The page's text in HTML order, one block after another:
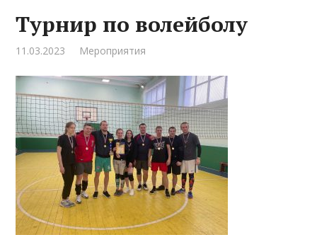
Турнир по волейболу
11.03.2023 Мероприятия